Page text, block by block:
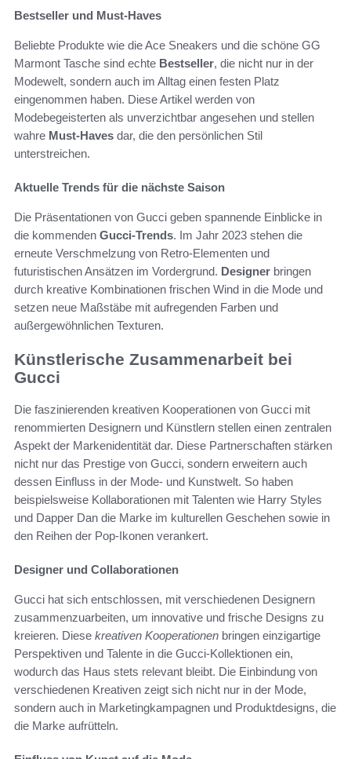
Bestseller und Must-Haves
Beliebte Produkte wie die Ace Sneakers und die schöne GG
Marmont Tasche sind echte Bestseller, die nicht nur in der
Modewelt, sondern auch im Alltag einen festen Platz
eingenommen haben. Diese Artikel werden von
Modebegeisterten als unverzichtbar angesehen und stellen
wahre Must-Haves dar, die den persönlichen Stil
unterstreichen.
Aktuelle Trends für die nächste Saison
Die Präsentationen von Gucci geben spannende Einblicke in
die kommenden Gucci-Trends. Im Jahr 2023 stehen die
erneute Verschmelzung von Retro-Elementen und
futuristischen Ansätzen im Vordergrund. Designer bringen
durch kreative Kombinationen frischen Wind in die Mode und
setzen neue Maßstäbe mit aufregenden Farben und
außergewöhnlichen Texturen.
Künstlerische Zusammenarbeit bei
Gucci
Die faszinierenden kreativen Kooperationen von Gucci mit
renommierten Designern und Künstlern stellen einen zentralen
Aspekt der Markenidentität dar. Diese Partnerschaften stärken
nicht nur das Prestige von Gucci, sondern erweitern auch
dessen Einfluss in der Mode- und Kunstwelt. So haben
beispielsweise Kollaborationen mit Talenten wie Harry Styles
und Dapper Dan die Marke im kulturellen Geschehen sowie in
den Reihen der Pop-Ikonen verankert.
Designer und Collaborationen
Gucci hat sich entschlossen, mit verschiedenen Designern
zusammenzuarbeiten, um innovative und frische Designs zu
kreieren. Diese kreativen Kooperationen bringen einzigartige
Perspektiven und Talente in die Gucci-Kollektionen ein,
wodurch das Haus stets relevant bleibt. Die Einbindung von
verschiedenen Kreativen zeigt sich nicht nur in der Mode,
sondern auch in Marketingkampagnen und Produktdesigns, die
die Marke aufrütteln.